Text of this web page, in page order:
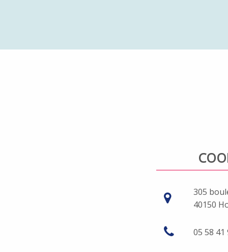
305
40150
05 58 41